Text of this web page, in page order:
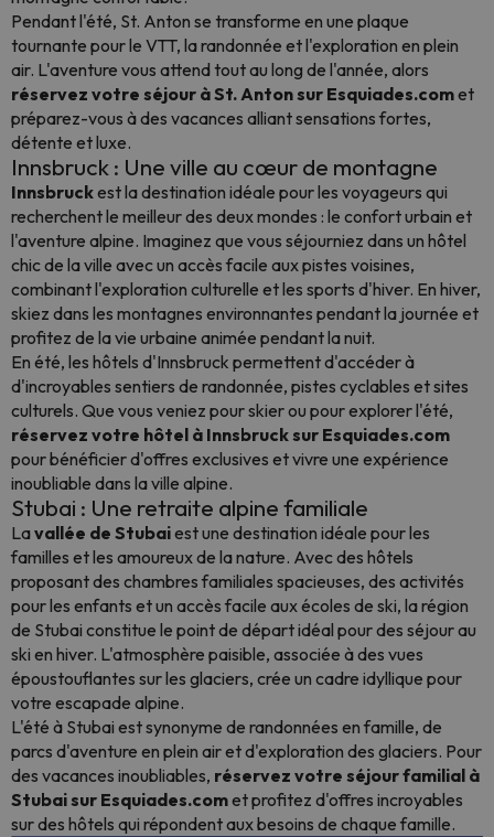
Pendant l'été, St. Anton se transforme en une plaque
tournante pour le VTT, la randonnée et l'exploration en plein
air. L'aventure vous attend tout au long de l'année, alors
réservez votre séjour à St. Anton sur Esquiades.comet
préparez-vous à des vacances alliant sensations fortes,
détente et luxe.
Innsbruck : Une ville au cœur de montagne
Innsbruckest la destination idéale pour les voyageurs qui
recherchent le meilleur des deux mondes : le confort urbain et
l'aventure alpine. Imaginez que vous séjourniez dans un hôtel
chic de la ville avec un accès facile aux pistes voisines,
combinant l'exploration culturelle et les sports d'hiver. En hiver,
skiez dans les montagnes environnantes pendant la journée et
profitez de la vie urbaine animée pendant la nuit.
En été, les hôtels d'Innsbruck permettent d'accéder à
d'incroyables sentiers de randonnée, pistes cyclables et sites
culturels. Que vous veniez pour skier ou pour explorer l'été,
réservez votre hôtel à Innsbruck sur Esquiades.com
pour bénéficier d'offres exclusives et vivre une expérience
inoubliable dans la ville alpine.
Stubai : Une retraite alpine familiale
Lavallée de Stubaiest une destination idéale pour les
familles et les amoureux de la nature. Avec des hôtels
proposant des chambres familiales spacieuses, des activités
pour les enfants et un accès facile aux écoles de ski, la région
de Stubai constitue le point de départ idéal pour des séjour au
ski en hiver. L'atmosphère paisible, associée à des vues
époustouflantes sur les glaciers, crée un cadre idyllique pour
votre escapade alpine.
L'été à Stubai est synonyme de randonnées en famille, de
parcs d'aventure en plein air et d'exploration des glaciers. Pour
des vacances inoubliables, réservez votre séjour familial à
Stubai sur Esquiades.comet profitez d'offres incroyables
sur des hôtels qui répondent aux besoins de chaque famille.